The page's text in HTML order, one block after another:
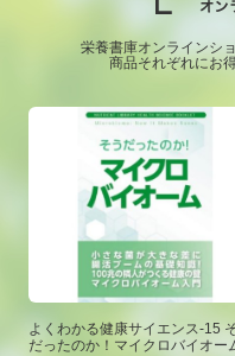
栄養書庫オンラインシ
商品それぞれにお
よくわかる健康サイエンス-15
だったのか！マイクロバイオー